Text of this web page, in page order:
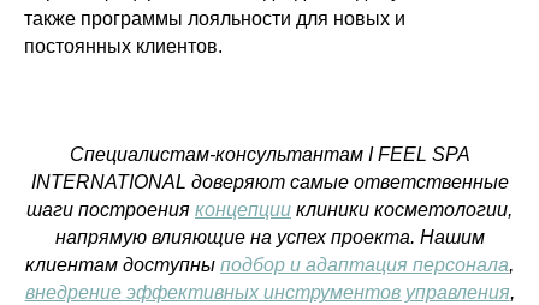
также программы лояльности для новых и
постоянных клиентов.
Специалистам-консультантам I FEEL SPA
INTERNATIONAL доверяют самые ответственные
шаги построения концепции клиники косметологии,
напрямую влияющие на успех проекта. Нашим
клиентам доступны подбор и адаптация персонала,
внедрение эффективных инструментов управления,